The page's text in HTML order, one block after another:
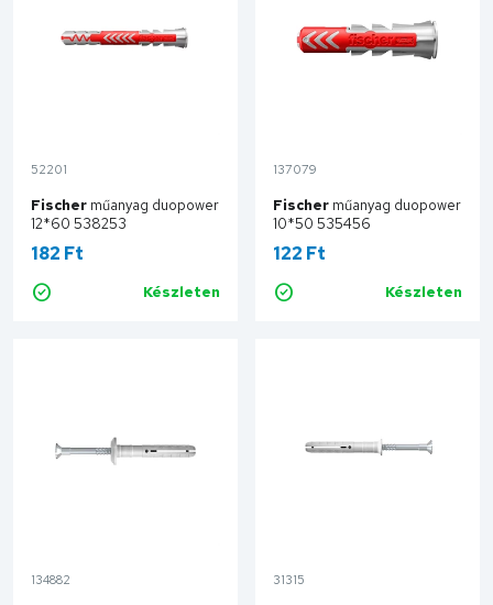
52201
Fischer műanyag duopower
12*60 538253
182 Ft
Készleten
Kosárba
137079
Fischer műanyag duopower
10*50 535456
122 Ft
Készleten
Kosárba
134882 31315